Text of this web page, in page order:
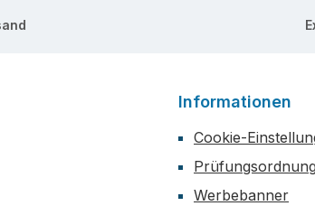
Informationen
Cookie-
Werbebanner